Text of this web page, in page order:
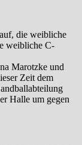
die weibliche
weibliche C-
Marotzke und
Zeit dem
Halle um gegen